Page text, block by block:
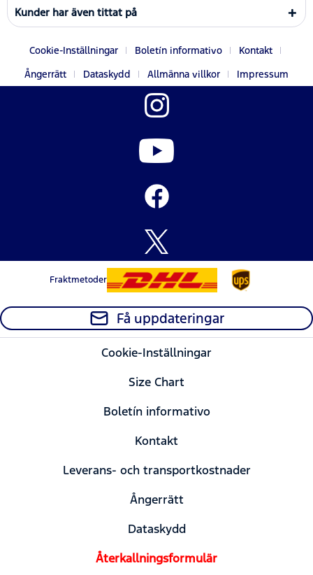
Kunder har även tittat på
Cookie-Inställningar Boletín informativo
Kontakt
Ångerrätt
Dataskydd Allmänna villkor Impressum
Fraktmetoder
Få uppdateringar
Cookie-Inställningar
Size Chart
Boletín informativo
Kontakt
Leverans- och transportkostnader
Ångerrätt
Dataskydd
Återkallningsformulär